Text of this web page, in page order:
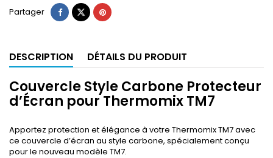
Partager
DESCRIPTION DÉTAILS DU PRODUIT
Couvercle Style Carbone Protecteur
d’Écran pour Thermomix TM7
Apportez protection et élégance à votre Thermomix TM7 avec
ce couvercle d’écran au style carbone, spécialement conçu
pour le nouveau modèle TM7.